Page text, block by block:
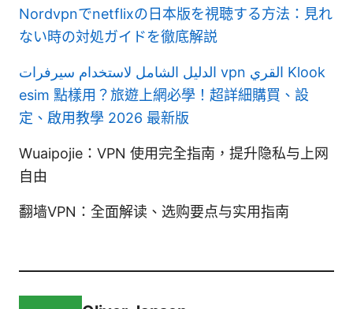
Nordvpnでnetflixの日本版を視聴する方法：見れ
ない時の対処ガイドを徹底解説
الدليل الشامل لاستخدام سيرفرات vpn القري Klook
esim 點樣用？旅遊上網必學！超詳細購買、設
定、啟用教學 2026 最新版
Wuaipojie：VPN 使用完全指南，提升隐私与上网
自由
翻墙VPN：全面解读、选购要点与实用指南